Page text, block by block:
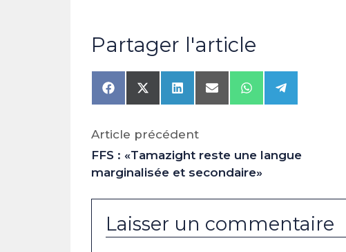
Partager l'article
Share
on
Share
on
(Twitter)
Share
on
Share
on
Share
on
Share
on
Article précédent
FFS : «Tamazight reste une langue
marginalisée et secondaire»
Laisser un commentaire